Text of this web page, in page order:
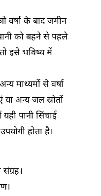
वर्षा के बाद जमीन
को बहने से पहले
इसे भविष्य में
माध्यमों से वर्षा
या अन्य जल स्रोतों
पानी सिंचाई
होता है।